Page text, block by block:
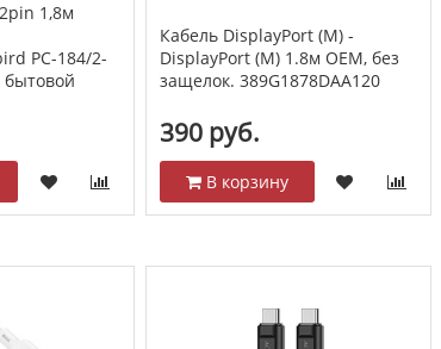
1,8м
PC-184/2-
бытовой
Кабель DisplayPort (M) -
DisplayPort (M) 1.8м OEM, без
защелок. 389G1878DAA120
390 руб.
В корзину